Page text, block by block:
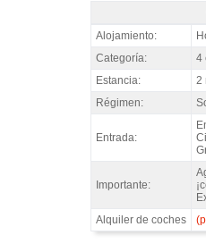
Pack MotoGP
Alojamiento:
Categoría:
4
Estancia:
2
Régimen:
Entrada:
Importante:
Alquiler de coches